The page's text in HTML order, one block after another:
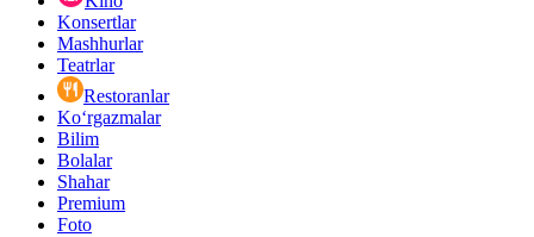
Konsertlar
Mashhurlar
Teatrlar
Restoranlar
Ko‘rgazmalar
Bilim
Bolalar
Shahar
Premium
Foto